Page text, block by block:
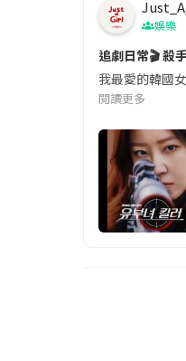
娛樂
追劇日常🎬 殺
我最愛的韓國
閱讀更多